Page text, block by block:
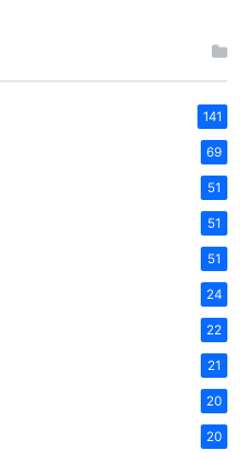
141
69
51
51
51
24
22
21
20
20